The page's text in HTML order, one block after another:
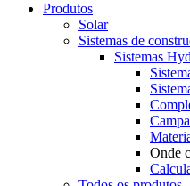
Produtos
Solar
Sistemas de
Sistemas
Onde